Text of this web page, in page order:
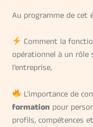
Au programme de cet
Comment la
opérationnel à un
l’entreprise,
L’importance de
formation pour
profils, compétences